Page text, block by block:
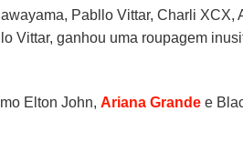
Pabllo Vittar, Charli XCX,
Vittar, ganhou uma roupagem
Elton John, Ariana Grande e